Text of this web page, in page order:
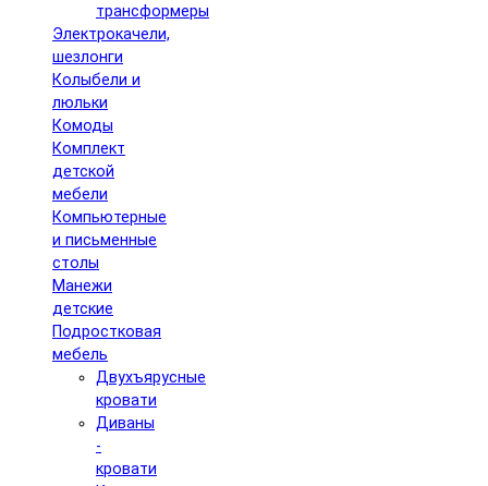
трансформеры
Электрокачели,
шезлонги
Колыбели и
люльки
Комоды
Комплект
детской
мебели
Компьютерные
и письменные
столы
Манежи
детские
Подростковая
мебель
Двухъярусные
кровати
Диваны
-
кровати